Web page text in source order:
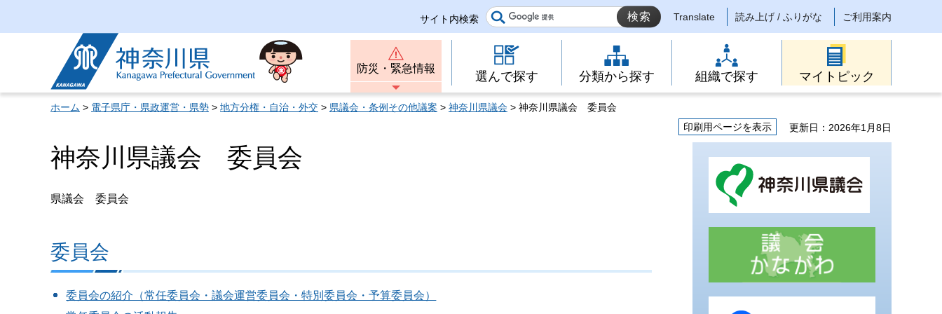
サイト内検索 Translate 読み上げ / ふりがな ご利用案内
神奈川県
防災・緊急情報
選んで探す 分類から探す 組織で探す マイトピック
ホーム > 電子県庁・県政運営・県勢 > 地方分権・自治・外交 > 県議会・条例その他議案 > 神奈川県議会 > 神奈川県議会 委員会
印刷用ページを表示
更新日：2026年1月8日
神奈川県議会 委員会
県議会 委員会
委員会
委員会の紹介（常任委員会・議会運営委員会・特別委員会・予算委員会）